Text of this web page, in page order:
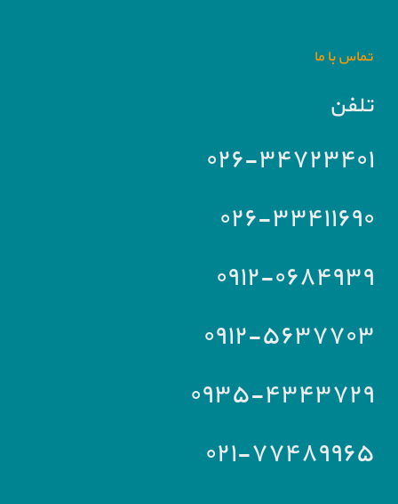
تماس با ما
تلفن
۰۲۶-۳۴۷۲۳۴۰۱
۰۲۶-۳۳۴۱۱۶۹۰
۰۹۱۲-۰۶۸۴۹۳۹
۰۹۱۲-۵۶۳۷۷۰۳
۰۹۳۵-۴۳۴۳۷۲۹
۰۲۱-۷۷۴۸۹۹۶۵